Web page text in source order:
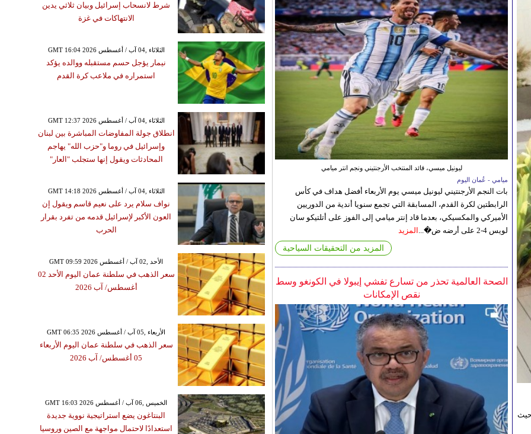
ليونيل ميسي، قائد المنتخب الأرجنتيني ونجم انتر ميامي
ميامي - عُمان اليوم
بات النجم الأرجنتيني ليونيل ميسي يوم الأربعاء أفضل هداف في كأس
الرابطتين لكرة القدم، المسابقة التي تجمع سنويا أندية من الدوريين
الأميركي والمكسيكي، بعدما قاد إنتر ميامي إلى الفوز على أتلتيكو سان
لويس 4-2 على أرضه ض�...
المزيد
المزيد من التحقيقات السياحية
الصحة العالمية تحذر من تسارع تفشي إيبولا في الكونغو وسط
نقص الإمكانات
حيث
شرط لانسحاب إسرائيل وبيان ثلاثي يدين
الانتهاكات في غزة
GMT 16:04 2026 الثلاثاء ,04 آب / أغسطس
نيمار يؤجل حسم مستقبله ووالده يؤكد
استمراره في ملاعب كرة القدم
GMT 12:37 2026 الثلاثاء ,04 آب / أغسطس
انطلاق جولة المفاوضات المباشرة بين لبنان
وإسرائيل في روما و"حزب الله" يهاجم
المحادثات ويقول إنها ستجلب "العار"
GMT 14:18 2026 الثلاثاء ,04 آب / أغسطس
نواف سلام يرد على نعيم قاسم ويقول إن
العون الأكبر لإسرائيل قدمه من تفرد بقرار
الحرب
GMT 09:59 2026 الأحد ,02 آب / أغسطس
سعر الذهب في سلطنة عمان اليوم الأحد 02
أغسطس/ آب 2026
GMT 06:35 2026 الأربعاء ,05 آب / أغسطس
سعر الذهب في سلطنة عمان اليوم الأربعاء
05 أغسطس/ آب 2026
GMT 16:03 2026 الخميس ,06 آب / أغسطس
البنتاغون يضع استراتيجية نووية جديدة
استعدادًا لاحتمال مواجهة مع الصين وروسيا